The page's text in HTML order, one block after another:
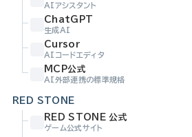
AIアシスタント
ChatGPT
生成AI
Cursor
AIコードエディタ
MCP公式
AI外部連携の標準規格
RED STONE
RED STONE 公式
ゲーム公式サイト